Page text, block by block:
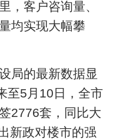
，客户咨询量、
均实现大幅攀
局的最新数据显
至5月10日，全市
2776套，同比大
新政对楼市的强